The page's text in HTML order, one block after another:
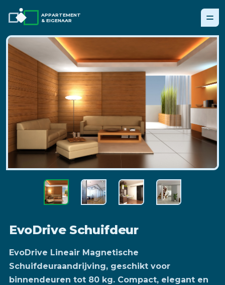
APPARTEMENT
& EIGENAAR
EvoDrive Schuifdeur
EvoDrive Lineair Magnetische
Schuifdeuraandrijving, geschikt voor
binnendeuren tot 80 kg. Compact, elegant en